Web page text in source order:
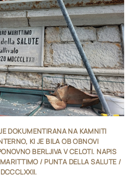
DOKUMENTIRANA NA KAMNITI
KI JE BILA OB OBNOVI
BERLJIVA V CELOTI. NAPIS
/ PUNTA DELLA SALUTE /